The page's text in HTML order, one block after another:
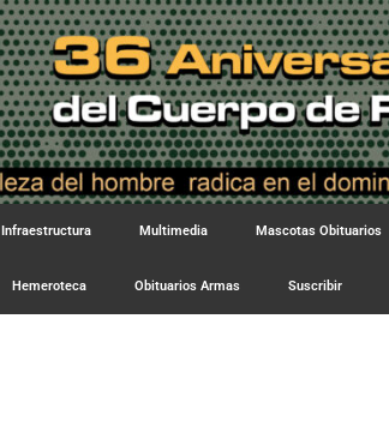
Infraestructura Multimedia Mascotas Obituarios
Hemeroteca Obituarios Armas Suscribir